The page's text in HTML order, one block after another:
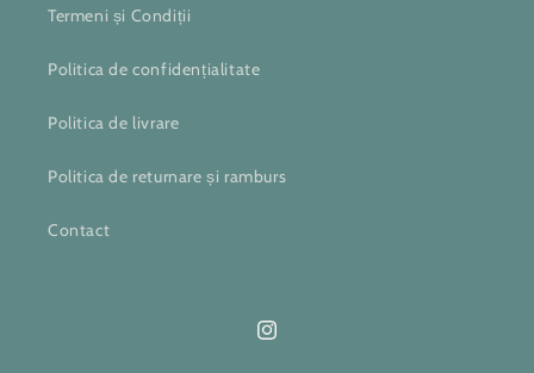
Termeni și Condiții
Politica de confidențialitate
Politica de livrare
Politica de returnare și ramburs
Contact
Instagram